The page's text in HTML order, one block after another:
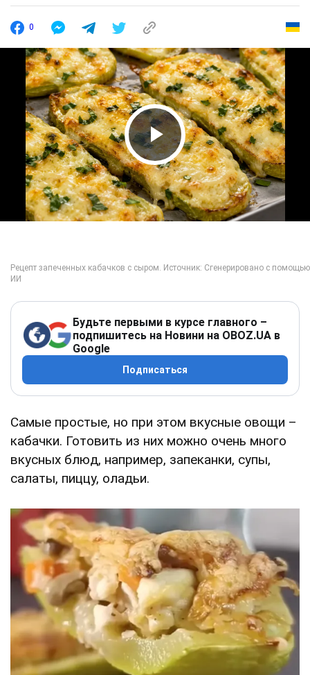
0
Play Video
Будьте первыми в курсе главного –
подпишитесь на Новини на OBOZ.UA в
Google
Подписаться
Самые простые, но при этом вкусные овощи –
кабачки. Готовить из них можно очень много
вкусных блюд, например, запеканки, супы,
салаты, пиццу, оладьи.